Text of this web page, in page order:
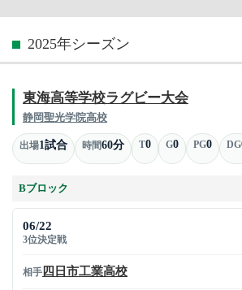
2025年シーズン
東海高等学校ラグビー大会
静岡聖光学院高校
出場1試合 時間60分 T0 G0 PG0 DG
Bブロック
06/22
3位決定戦
相手四日市工業高校